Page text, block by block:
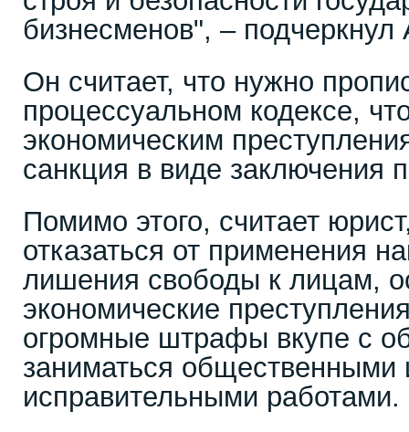
бизнесменов", –
Он считает, что нужно
процессуальном кодексе,
экономическим
санкция в виде заключения
Помимо этого, считает
отказаться от применения
лишения свободы к лицам,
экономические
огромные штрафы вкупе с
заниматься общественными
исправительными работами.